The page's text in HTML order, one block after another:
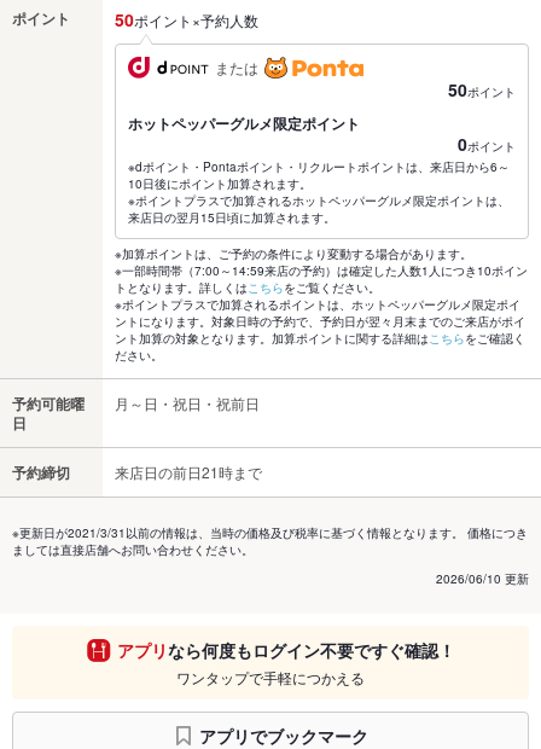
ポイント 50ポイント×予約人数
または
50ポイント
ホットペッパーグルメ限定ポイント
0ポイント
※dポイント・Pontaポイント・リクルートポイントは、来店日から6～
10日後にポイント加算されます。
※ポイントプラスで加算されるホットペッパーグルメ限定ポイントは、
来店日の翌月15日頃に加算されます。
※加算ポイントは、ご予約の条件により変動する場合があります。
※一部時間帯（7:00～14:59来店の予約）は確定した人数1人につき10ポイン
トとなります。詳しくはこちらをご覧ください。
※ポイントプラスで加算されるポイントは、ホットペッパーグルメ限定ポイ
ントになります。対象日時の予約で、予約日が翌々月末までのご来店がポイ
ント加算の対象となります。加算ポイントに関する詳細はこちらをご確認く
ださい。
予約可能曜
日
月～日・祝日・祝前日
予約締切 来店日の前日21時まで
※更新日が2021/3/31以前の情報は、当時の価格及び税率に基づく情報となります。 価格につき
ましては直接店舗へお問い合わせください。
2026/06/10 更新
アプリなら何度もログイン不要ですぐ確認！
ワンタップで手軽につかえる
アプリでブックマーク